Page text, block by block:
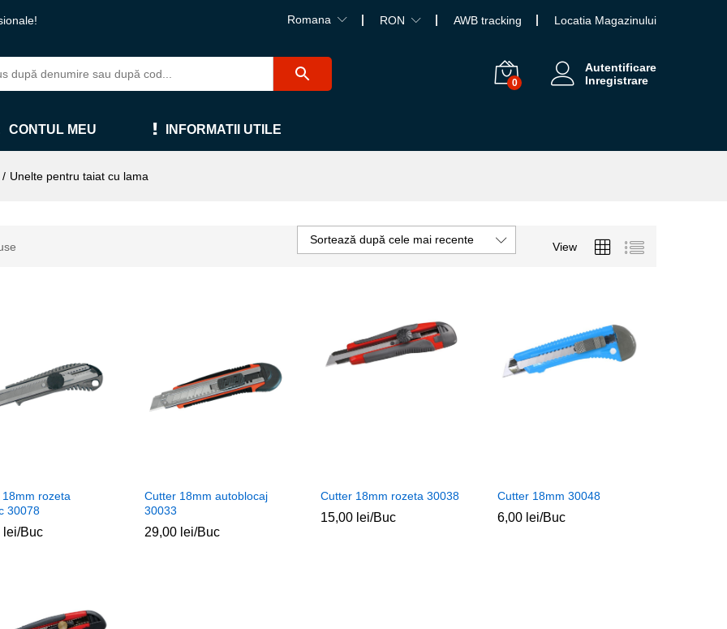
Romana RON AWB tracking Locatia Magazinului
0
Autentificare
Inregistrare
CONTUL MEU INFORMATII UTILE
/ Unelte pentru taiat cu lama
View
Sortează după cele mai recente
rozeta
30078
lei/Buc
lei
Cutter 18mm autoblocaj
30033
29,00 lei/Buc
29,00 lei
Cutter 18mm rozeta 30038
15,00 lei/Buc
15,00 lei
Cutter 18mm 30048
6,00 lei/Buc
6,00 lei